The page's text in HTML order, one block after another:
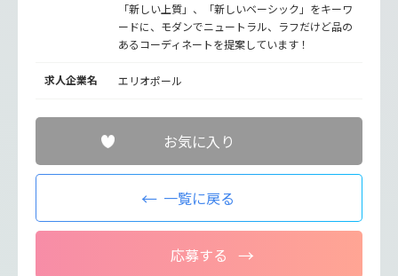
「新しい上質」、「新しいベーシック」をキーワ
ードに、モダンでニュートラル、ラフだけど品の
あるコーディネートを提案しています！
求人企業名 エリオポール
お気に入り
一覧に戻る
応募する